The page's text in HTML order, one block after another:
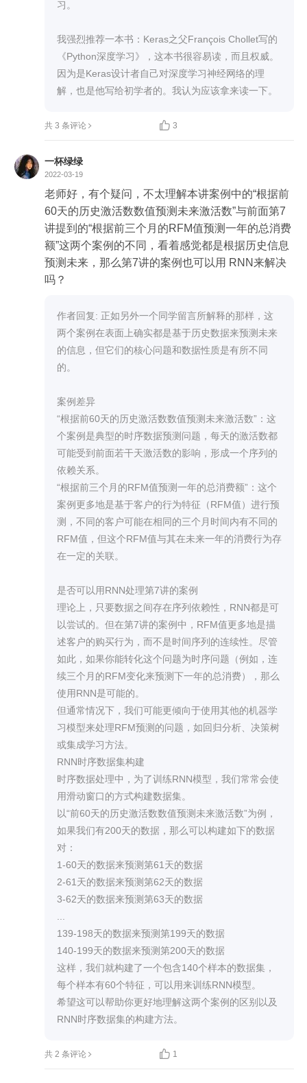
习。
我强烈推荐一本书：Keras之父François Chollet写的
《Python深度学习》，这本书很容易读，而且权威。
因为是Keras设计者自己对深度学习神经网络的理
解，也是他写给初学者的。我认为应该拿来读一下。
共 3 条评论  3
一杯绿绿
2022-03-19
老师好，有个疑问，不太理解本讲案例中的“根据前
60天的历史激活数数值预测未来激活数”与前面第7
讲提到的“根据前三个月的RFM值预测一年的总消费
额”这两个案例的不同，看着感觉都是根据历史信息
预测未来，那么第7讲的案例也可以用 RNN来解决
吗？
作者回复: 正如另外一个同学留言所解释的那样，这
两个案例在表面上确实都是基于历史数据来预测未来
的信息，但它们的核心问题和数据性质是有所不同
的。
案例差异
“根据前60天的历史激活数数值预测未来激活数”：这
个案例是典型的时序数据预测问题，每天的激活数都
可能受到前面若干天激活数的影响，形成一个序列的
依赖关系。
“根据前三个月的RFM值预测一年的总消费额”：这个
案例更多地是基于客户的行为特征（RFM值）进行预
测，不同的客户可能在相同的三个月时间内有不同的
RFM值，但这个RFM值与其在未来一年的消费行为存
在一定的关联。
是否可以用RNN处理第7讲的案例
理论上，只要数据之间存在序列依赖性，RNN都是可
以尝试的。但在第7讲的案例中，RFM值更多地是描
述客户的购买行为，而不是时间序列的连续性。尽管
如此，如果你能转化这个问题为时序问题（例如，连
续三个月的RFM变化来预测下一年的总消费），那么
使用RNN是可能的。
但通常情况下，我们可能更倾向于使用其他的机器学
习模型来处理RFM预测的问题，如回归分析、决策树
或集成学习方法。
RNN时序数据集构建
时序数据处理中，为了训练RNN模型，我们常常会使
用滑动窗口的方式构建数据集。
以“前60天的历史激活数数值预测未来激活数”为例，
如果我们有200天的数据，那么可以构建如下的数据
对：
1-60天的数据来预测第61天的数据
2-61天的数据来预测第62天的数据
3-62天的数据来预测第63天的数据
139-198天的数据来预测第199天的数据
140-199天的数据来预测第200天的数据
这样，我们就构建了一个包含140个样本的数据集，
每个样本有60个特征，可以用来训练RNN模型。
希望这可以帮助你更好地理解这两个案例的区别以及
RNN时序数据集的构建方法。
共 2 条评论  1